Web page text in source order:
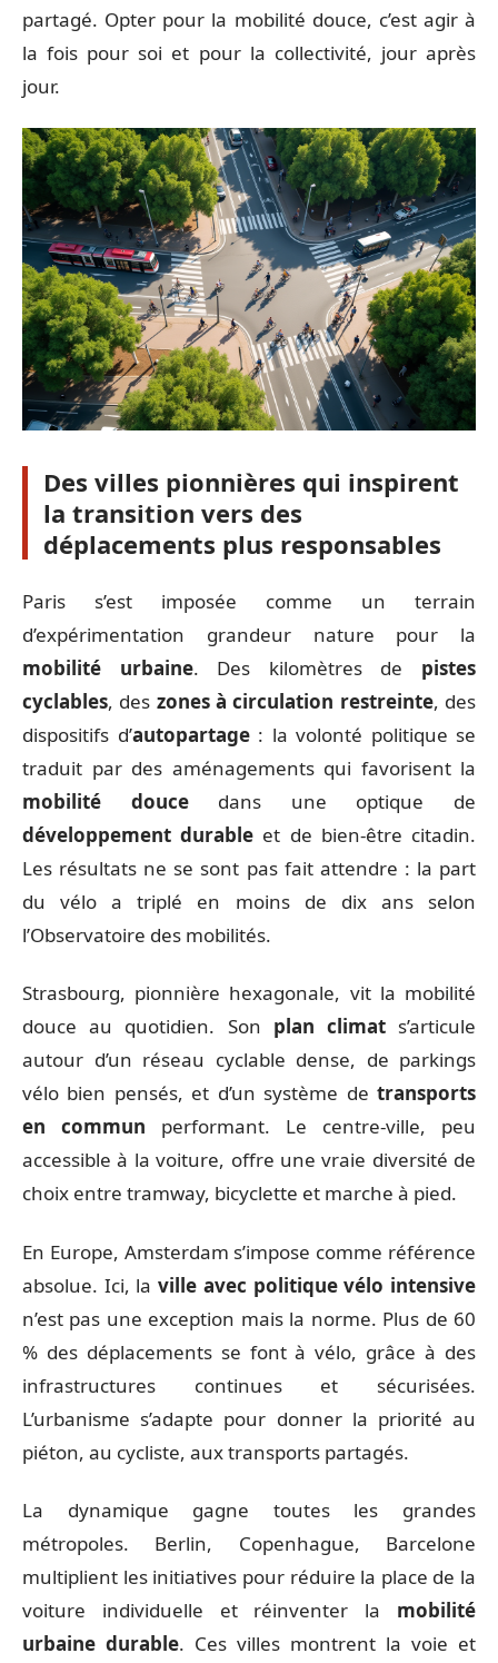
partagé. Opter pour la mobilité douce, c’est agir à
la fois pour soi et pour la collectivité, jour après
jour.
Des villes pionnières qui inspirent
la transition vers des
déplacements plus responsables
Paris s’est imposée comme un terrain
d’expérimentation grandeur nature pour la
mobilité urbaine. Des kilomètres de pistes
cyclables, des zones à circulation restreinte, des
dispositifs d’autopartage: la volonté politique se
traduit par des aménagements qui favorisent la
mobilité doucedans une optique de
développement durable et de bien-être citadin.
Les résultats ne se sont pas fait attendre : la part
du vélo a triplé en moins de dix ans selon
l’Observatoire des mobilités.
Strasbourg, pionnière hexagonale, vit la mobilité
douce au quotidien. Son plan climats’articule
autour d’un réseau cyclable dense, de parkings
vélo bien pensés, et d’un système de transports
en commun performant. Le centre-ville, peu
accessible à la voiture, offre une vraie diversité de
choix entre tramway, bicyclette et marche à pied.
En Europe, Amsterdam s’impose comme référence
absolue. Ici, laville avec politique vélo intensive
n’est pas une exception mais la norme. Plus de 60
% des déplacements se font à vélo, grâce à des
infrastructures continues et sécurisées.
L’urbanisme s’adapte pour donner la priorité au
piéton, au cycliste, aux transports partagés.
La dynamique gagne toutes les grandes
métropoles. Berlin, Copenhague, Barcelone
multiplient les initiatives pour réduire la place de la
voiture individuelle et réinventer la mobilité
urbaine durable. Ces villes montrent la voie et